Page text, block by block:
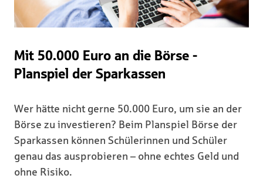
Mit 50.000 Euro an die Börse -
Planspiel der Sparkassen
Wer hätte nicht gerne 50.000 Euro, um sie an der
Börse zu investieren? Beim Planspiel Börse der
Sparkassen können Schülerinnen und Schüler
genau das ausprobieren – ohne echtes Geld und
ohne Risiko.